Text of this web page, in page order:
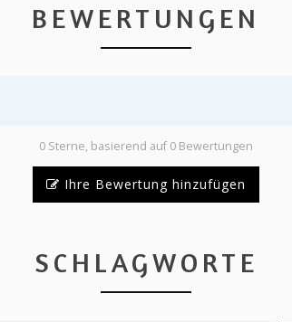
BEWERTUNGEN
0 Sterne, basierend auf 0 Bewertungen
Ihre Bewertung hinzufügen
SCHLAGWORTE